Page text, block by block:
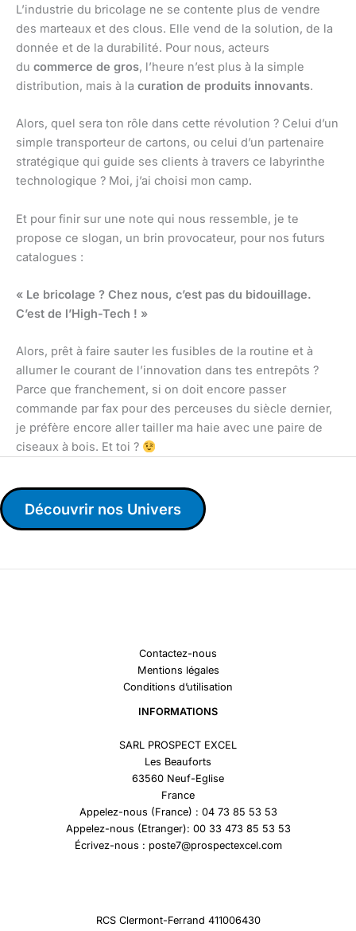
L’industrie du bricolage ne se contente plus de vendre
des marteaux et des clous. Elle vend de la solution, de la
donnée et de la durabilité. Pour nous, acteurs
du commerce de gros, l’heure n’est plus à la simple
distribution, mais à la curation de produits innovants.
Alors, quel sera ton rôle dans cette révolution ? Celui d’un
simple transporteur de cartons, ou celui d’un partenaire
stratégique qui guide ses clients à travers ce labyrinthe
technologique ? Moi, j’ai choisi mon camp.
Et pour finir sur une note qui nous ressemble, je te
propose ce slogan, un brin provocateur, pour nos futurs
catalogues :
« Le bricolage ? Chez nous, c’est pas du bidouillage.
C’est de l’High-Tech ! »
Alors, prêt à faire sauter les fusibles de la routine et à
allumer le courant de l’innovation dans tes entrepôts ?
Parce que franchement, si on doit encore passer
commande par fax pour des perceuses du siècle dernier,
je préfère encore aller tailler ma haie avec une paire de
ciseaux à bois. Et toi ?
Découvrir nos Univers
Contactez-nous
Mentions légales
Conditions d’utilisation
INFORMATIONS
SARL PROSPECT EXCEL
Les Beauforts
63560 Neuf-Eglise
France
Appelez-nous (France) : 04 73 85 53 53
Appelez-nous (Etranger): 00 33 473 85 53 53
Écrivez-nous : poste7@prospectexcel.com
RCS Clermont-Ferrand 411006430